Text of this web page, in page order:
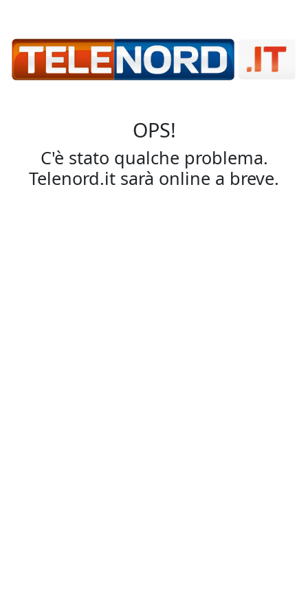
OPS!
C'è stato qualche problema.
Telenord.it sarà online a breve.